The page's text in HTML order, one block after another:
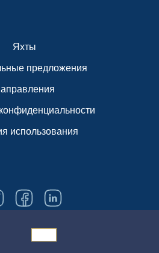
Яхты
предложения
использования